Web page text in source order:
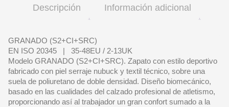
Descripción Información adicional
GRANADO (S2+CI+SRC)
EN ISO 20345 | 35-48EU / 2-13UK
Modelo GRANADO (S2+CI+SRC). Zapato con estilo deportivo
fabricado con piel serraje nubuck y textil técnico, sobre una
suela de poliuretano de doble densidad. Diseño biomecánico,
basado en las cualidades del calzado profesional de atletismo,
proporcionando así al trabajador un gran confort sumado a la